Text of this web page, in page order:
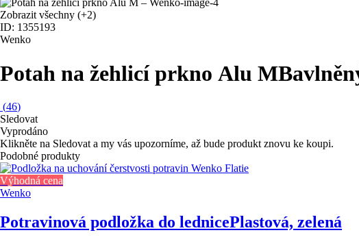
Zobrazit všechny (+2)
ID: 1355193
Wenko
Potah na žehlicí prkno Alu M
(46)
Sledovat
Vyprodáno
Klikněte na Sledovat a my vás upozorníme, až bude produkt znovu ke koupi.
Podobné produkty
Výhodná cena
Wenko
Potravinová podložka do lednicePlastová, zelená